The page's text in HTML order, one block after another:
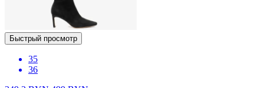
Быстрый просмотр
35
36